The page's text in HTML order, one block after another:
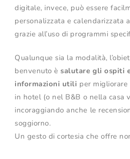
digitale, invece, può essere
personalizzata e calendarizzata
grazie all’uso di programmi
Qualunque sia la modalità,
benvenuto èsalutare gli ospiti
informazioni utili per
in hotel (o nel B&B o nella casa
incoraggiando anche le
soggiorno.
Un gesto di cortesia che offre